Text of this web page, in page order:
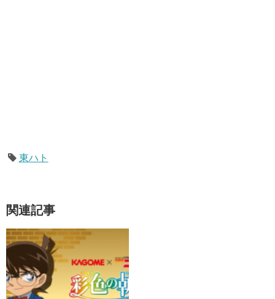
東ハト
関連記事